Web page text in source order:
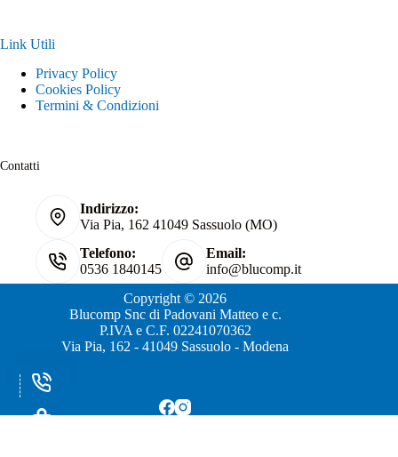
Link Utili
Privacy Policy
Cookies Policy
Termini & Condizioni
Contatti
Indirizzo:
Via Pia, 162 41049 Sassuolo (MO)
Telefono:
0536 1840145
Email:
info@blucomp.it
Copyright © 2026
Blucomp Snc di Padovani Matteo e c.
P.IVA e C.F. 02241070362
Via Pia, 162 - 41049 Sassuolo - Modena